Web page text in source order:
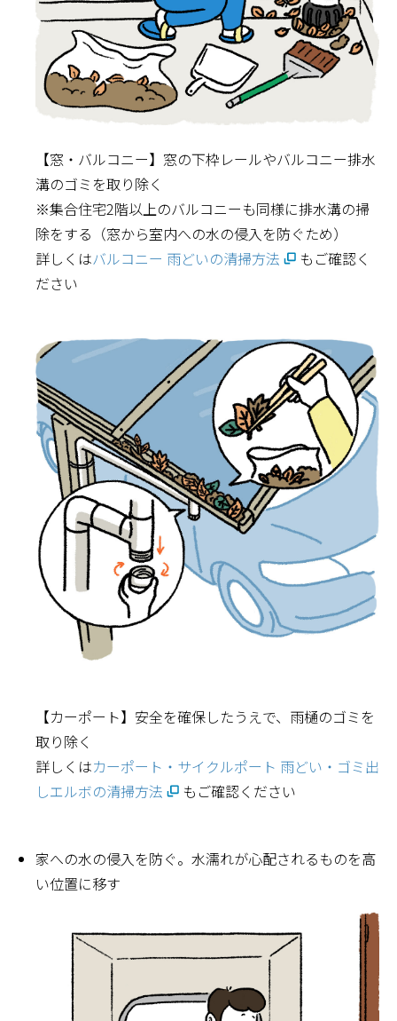
【窓・バルコニー】窓の下枠レールやバルコニー排水
溝のゴミを取り除く
※集合住宅2階以上のバルコニーも同様に排水溝の掃
除をする（窓から室内への水の侵入を防ぐため）
詳しくはバルコニー 雨どいの清掃方法
もご確認く
ださい
【カーポート】安全を確保したうえで、雨樋のゴミを
取り除く
詳しくはカーポート・サイクルポート 雨どい・ゴミ出
しエルボの清掃方法
もご確認ください
家への水の侵入を防ぐ。水濡れが心配されるものを高
い位置に移す